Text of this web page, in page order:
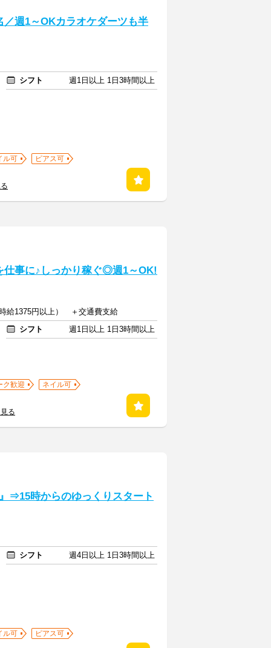
／週1～OKカラオケダーツも半
シフト
週1日以上 1日3時間以上
ル可
ピアス可
仕事に♪しっかり稼ぐ◎週1～OK!
給1375円以上） ＋交通費支給
シフト
週1日以上 1日3時間以上
ク歓迎
ネイル可
る
⇒15時からのゆっくりスタート
シフト
週4日以上 1日3時間以上
ル可
ピアス可